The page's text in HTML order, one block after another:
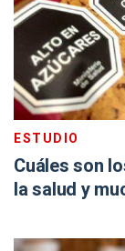
ESTUDIO
Cuáles son
la salud y